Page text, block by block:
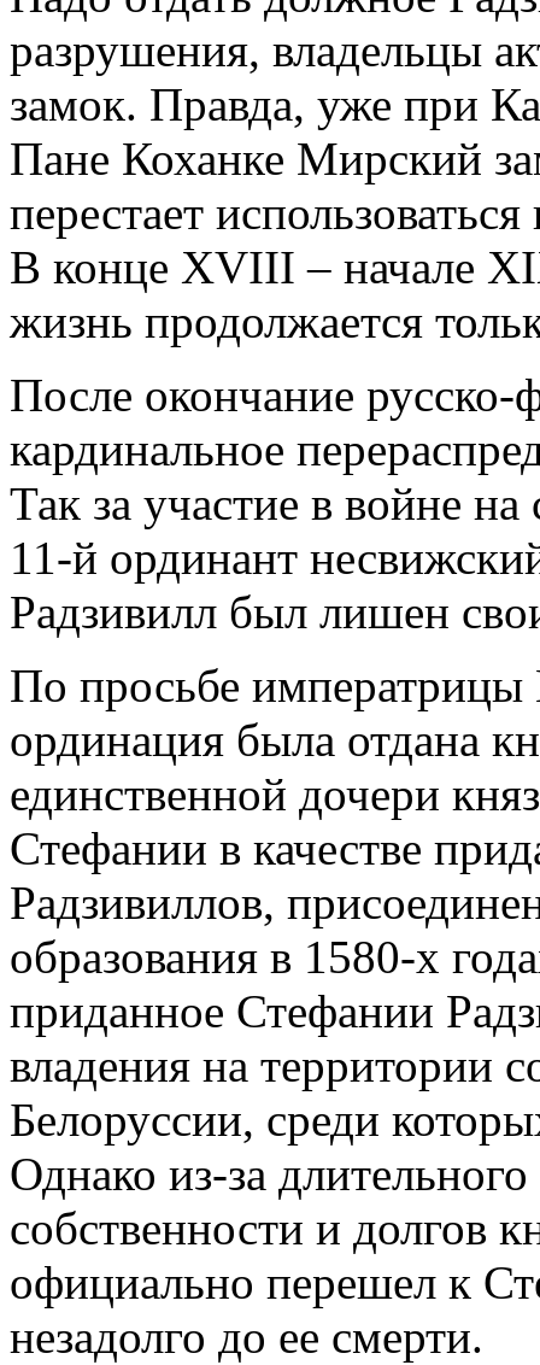
разрушения, владельцы
замок. Правда, уже при
Пане Коханке Мирский
перестает
В конце XVIII – начале
жизнь продолжается
После окончание
кардинальное
Так за участие в войне
11-й ординант
Радзивилл был лишен
По просьбе
ординация была отдана
единственной дочери
Стефании в качестве
Радзивиллов,
образования в 1580-х
приданное Стефании
владения на территории
Белоруссии, среди
Однако из-за
собственности и долгов
официально перешел к
незадолго до ее смерти.